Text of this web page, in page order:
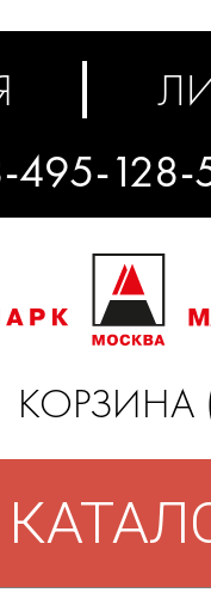
495-128-
КОРЗИНА